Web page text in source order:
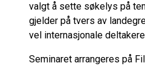
valgt å sette søkelys på
gjelder på tvers av
vel internasjonale
Seminaret arrangeres på